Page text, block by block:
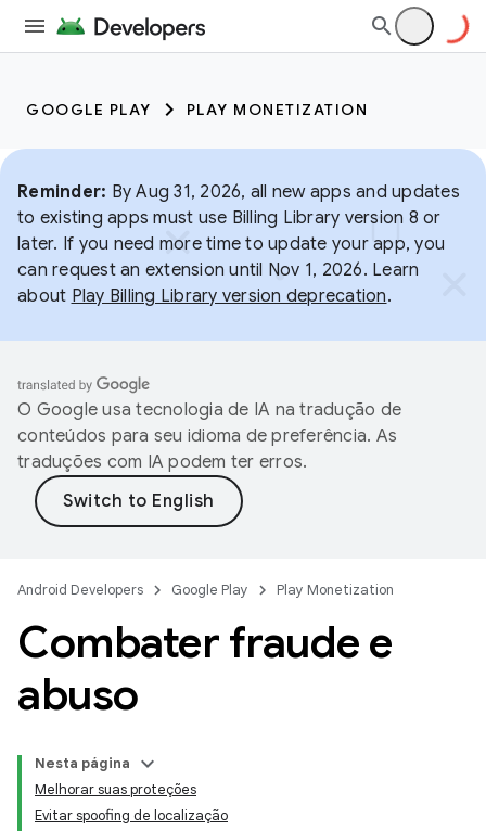
GOOGLE PLAY PLAY MONETIZATION
Reminder: By Aug 31, 2026, all new apps and updates
to existing apps must use Billing Library version 8 or
later. If you need more time to update your app, you
can request an extension until Nov 1, 2026. Learn
about Play Billing Library version deprecation.
O Google usa tecnologia de IA na tradução de
conteúdos para seu idioma de preferência. As
traduções com IA podem ter erros.
Android Developers Google Play Play Monetization
Combater fraude e
abuso
Nesta página
Melhorar suas proteções
Evitar spoofing de localização